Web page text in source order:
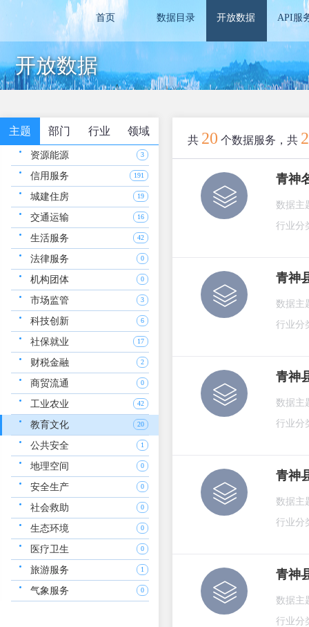
首页 数据目录 开放数据 API服
开放数据
主题 部门 行业 领域
资源能源 3
信用服务 191
城建住房 19
交通运输 16
生活服务 42
法律服务 0
机构团体 0
市场监管 3
科技创新 6
社保就业 17
财税金融 2
商贸流通 0
工业农业 42
教育文化 20
公共安全 1
地理空间 0
安全生产 0
社会救助 0
生态环境 0
医疗卫生 0
旅游服务 1
气象服务 0
共 20 个数据服务，共
青神
数据主
行业分
青神
数据主
行业分
青神
数据主
行业分
青神
数据主
行业分
青神
数据主
行业分